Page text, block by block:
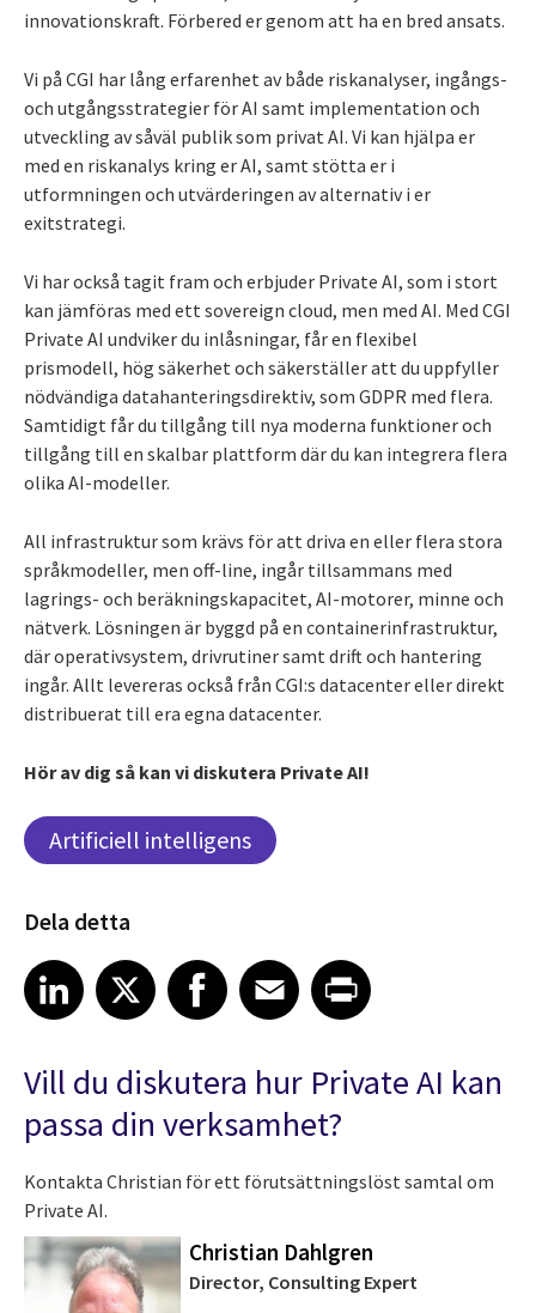
innovationskraft. Förbered er genom att ha en bred ansats.
Vi på CGI har lång erfarenhet av både riskanalyser, ingångs-
och utgångsstrategier för AI samt implementation och
utveckling av såväl publik som privat AI. Vi kan hjälpa er
med en riskanalys kring er AI, samt stötta er i
utformningen och utvärderingen av alternativ i er
exitstrategi.
Vi har också tagit fram och erbjuder Private AI, som i stort
kan jämföras med ett sovereign cloud, men med AI. Med CGI
Private AI undviker du inlåsningar, får en flexibel
prismodell, hög säkerhet och säkerställer att du uppfyller
nödvändiga datahanteringsdirektiv, som GDPR med flera.
Samtidigt får du tillgång till nya moderna funktioner och
tillgång till en skalbar plattform där du kan integrera flera
olika AI-modeller.
All infrastruktur som krävs för att driva en eller flera stora
språkmodeller, men off-line, ingår tillsammans med
lagrings- och beräkningskapacitet, AI-motorer, minne och
nätverk. Lösningen är byggd på en containerinfrastruktur,
där operativsystem, drivrutiner samt drift och hantering
ingår. Allt levereras också från CGI:s datacenter eller direkt
distribuerat till era egna datacenter.
Hör av dig så kan vi diskutera Private AI!
Artificiell intelligens
Dela detta
Share article on LinkedIn
LinkedIn
Share article on XShare article on Facebook
Facebook
Share article on Email
EmailShare article on Print
Vill du diskutera hur Private AI kan
passa din verksamhet?
Kontakta Christian för ett förutsättningslöst samtal om
Private AI.
Christian Dahlgren
Director, Consulting Expert